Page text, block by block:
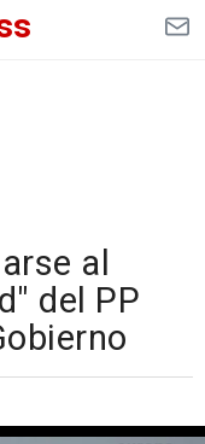
al
del PP